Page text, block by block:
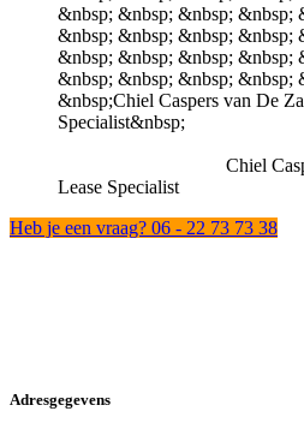
Chiel Caspers
Lease Specialist
Heb je een vraag? 06 - 22 73 73 38
Adresgegevens